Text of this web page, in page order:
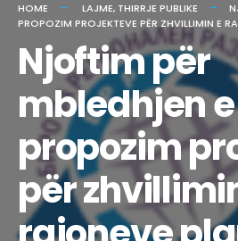
HOME LAJME, THIRRJE PUBLIKE
PROPOZIM PROJEKTEVE PËR ZHVILLIMIN E
Njoftim për
mbledhjen e
propozim
për